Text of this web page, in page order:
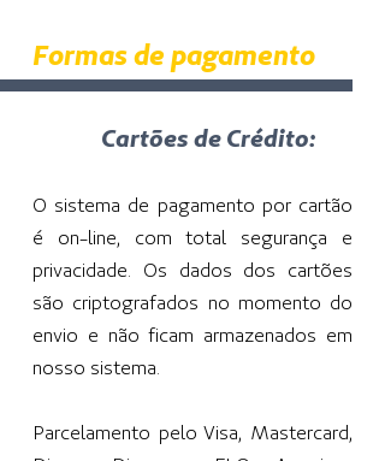
Formas de pagamento
Cartões de Crédito:
O sistema de pagamento por cartão
é on-line, com total segurança e
privacidade. Os dados dos cartões
são criptografados no momento do
envio e não ficam armazenados em
nosso sistema.
Parcelamento pelo Visa, Mastercard,